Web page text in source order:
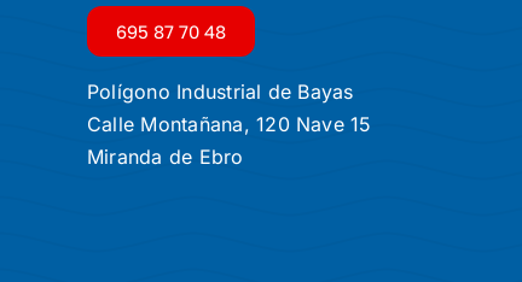
695 87 70 48
Polígono Industrial de Bayas
Calle Montañana, 120 Nave 15
Miranda de Ebro